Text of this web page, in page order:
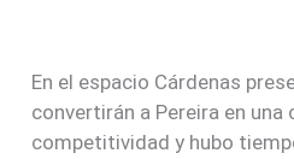
En el espacio Cárdenas
convertirán a Pereira en una
competitividad y hubo